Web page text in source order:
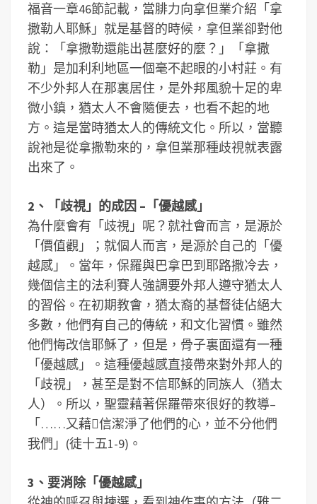
福音一章46節記載，當腓力向拿但業介紹「拿
撒勒人耶穌」就是基督的時候，拿但業卻對他
說：「拿撒勒還能出甚麼好的麼？」「拿撒
勒」是加利利地區一個毫不起眼的小村莊。有
不少外邦人在那裏居住，是外邦風貌十足的卑
微小鎮，猶太人不會隨便去，也看不起的地
方。這是當時猶太人的傳統文化。所以，當聽
說祂是從拿撒勒來的，拿但業那種歧視就表露
出來了。
2、「歧視」的成因 –「優越感」
為什麼會有「歧視」呢？就社會而言，是源於
「價值觀」；就個人而言，是源於自己的「優
越感」。當年，保羅與巴拿巴到耶路撒冷去，
幾個信主的法利賽人強調要外邦人遵守猶太人
的習俗。在初期教會，猶太裔的基督徒佔絕大
多數，他們有自己的傳統，和文化習慣。雖然
他們悔改信耶穌了，但是，骨子裏面還有一種
「優越感」。這種優越感直接帶來對外邦人的
「歧視」，甚至是對不信耶穌的同族人（猶太
人）。所以，聖靈藉著保羅帶來很好的教導–
「……又藉信潔淨了他們的心，並不分他們
我們」(徒十五1-9)。
3、要消除「優越感」